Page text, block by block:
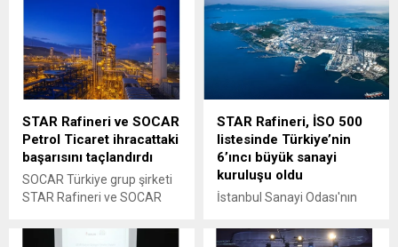
STAR Rafineri ve SOCAR
Petrol Ticaret ihracattaki
başarısını taçlandırdı
SOCAR Türkiye grup şirketi
STAR Rafineri ve SOCAR
Kimyevi Maddeler ve
STAR Rafineri, İSO 500
listesinde Türkiye’nin
6’ıncı büyük sanayi
kuruluşu oldu
İstanbul Sanayi Odası'nın
Sanayi Kuruluşu 2020